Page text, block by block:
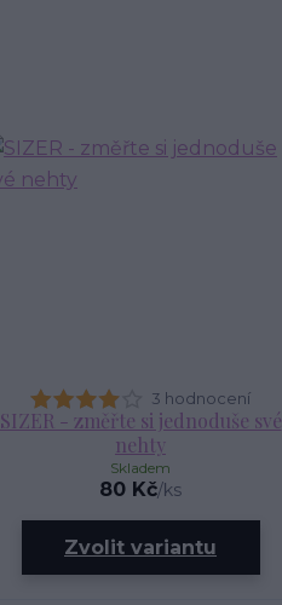
3 hodnocení
SIZER - změřte si jednoduše své
nehty
80 Kč/ks
Skladem
Zvolit variantu